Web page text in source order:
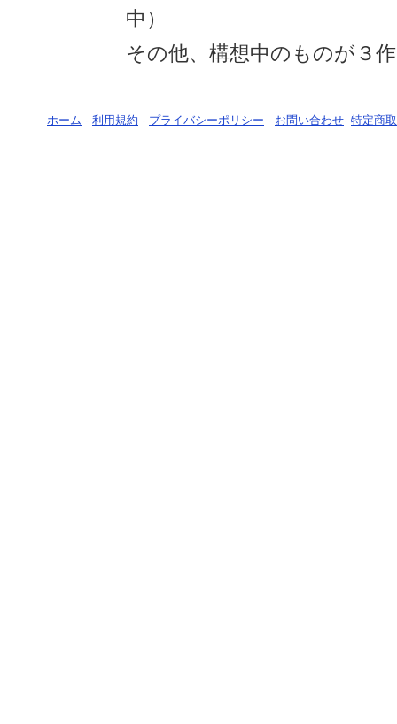
中）
その他、構想中のものが３
ホーム - 利用規約 - プライバシーポリシー - お問い合わせ- 特定商